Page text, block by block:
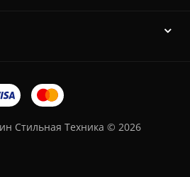
Стильная Техника © 2026